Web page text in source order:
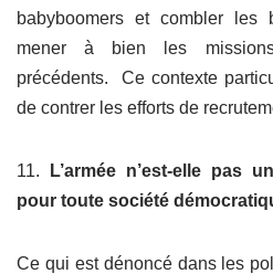
babyboomers et combler les
mener à bien les
précédents. Ce contexte
de contrer les efforts de
11.
L’armée n’est-elle pas
pour toute société
Ce qui est dénoncé dans les